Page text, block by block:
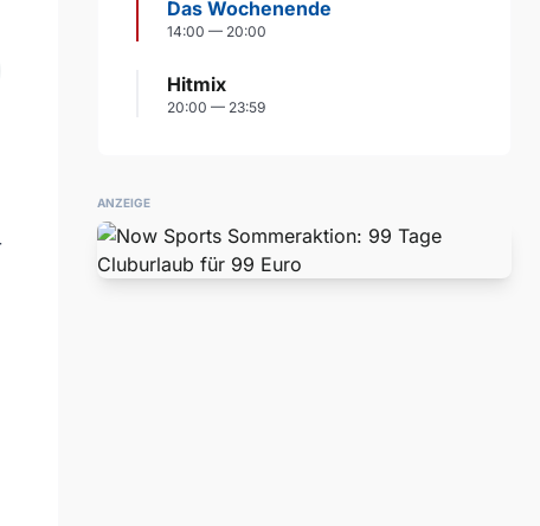
Das Wochenende
14:00 — 20:00
Hitmix
20:00 — 23:59
ANZEIGE